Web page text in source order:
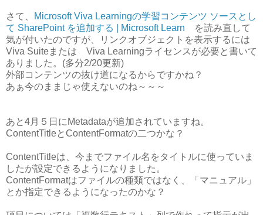
さて、
Microsoft Viva Learningの学習コンテンツ ソースとし
て SharePoint を追加する | Microsoft Learn を読み直して
気が付いたのですが、リンクオブジェクトを表示するには
Viva Suiteまたは Viva Learningライセンスが必要と書いて
ありました。(多分2/20更新)
外部コンテンツの抜け道になるからですかね？
あぁ今のままじゃ使えないのね～～～
あと4月５日にMetadataが追加されていますね。
ContentTitleとContentFormatの二つかな？
ContentTitleは、今までファイル名をタイトルに使っていま
したが設定できるようになりました。
ContentFormatはファイルの種類ではなく、「マニュアル」
とか指定できるようになったのかな？